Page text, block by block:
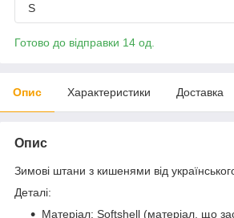
S
Готово до відправки 14 од.
Опис Характеристики Доставка
Опис
Зимові штани з кишенями від
Деталі:
Матеріал: Softshell (матеріал, що